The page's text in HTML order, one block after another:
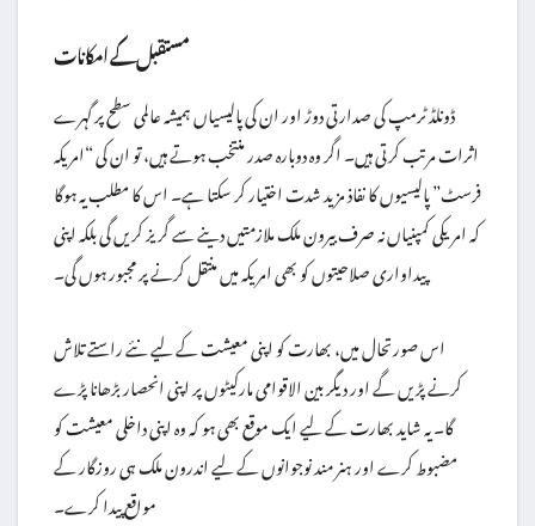
مستقبل کے امکانات
ڈونلڈ ٹرمپ کی صدارتی دوڑ اور ان کی پالیسیاں ہمیشہ عالمی سطح پر گہرے
اثرات مرتب کرتی ہیں۔ اگر وہ دوبارہ صدر منتخب ہوتے ہیں، تو ان کی “امریکہ
فرسٹ” پالیسیوں کا نفاذ مزید شدت اختیار کر سکتا ہے۔ اس کا مطلب یہ ہوگا
کہ امریکی کمپنیاں نہ صرف بیرون ملک ملازمتیں دینے سے گریز کریں گی بلکہ اپنی
پیداواری صلاحیتوں کو بھی امریکہ میں منتقل کرنے پر مجبور ہوں گی۔
اس صورتحال میں، بھارت کو اپنی معیشت کے لیے نئے راستے تلاش
کرنے پڑیں گے اور دیگر بین الاقوامی مارکیٹوں پر اپنی انحصار بڑھانا پڑے
گا۔ یہ شاید بھارت کے لیے ایک موقع بھی ہو کہ وہ اپنی داخلی معیشت کو
مضبوط کرے اور ہنر مند نوجوانوں کے لیے اندرون ملک ہی روزگار کے
مواقع پیدا کرے۔